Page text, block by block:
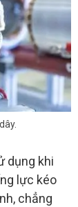
dụng khi
lực kéo
chẳng